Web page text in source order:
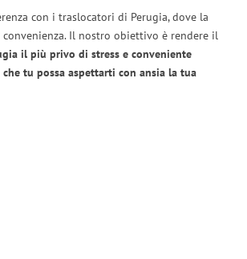
con i traslocatori di Perugia, dove la
Il nostro obiettivo è rendere il
il più privo di stress e conveniente
tu possa aspettarti con ansia la tua